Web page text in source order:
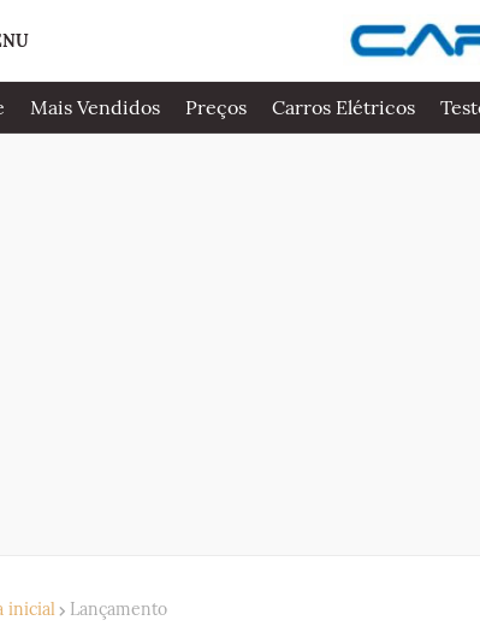
Mais Vendidos Preços Carros Elétricos
inicial Lançamento